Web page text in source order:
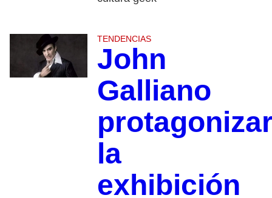
TENDENCIAS
John
Galliano
la
exhibición